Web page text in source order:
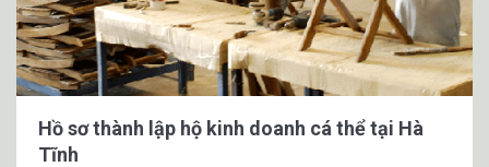
Hồ sơ thành lập hộ kinh doanh cá thể tại Hà
Tĩnh